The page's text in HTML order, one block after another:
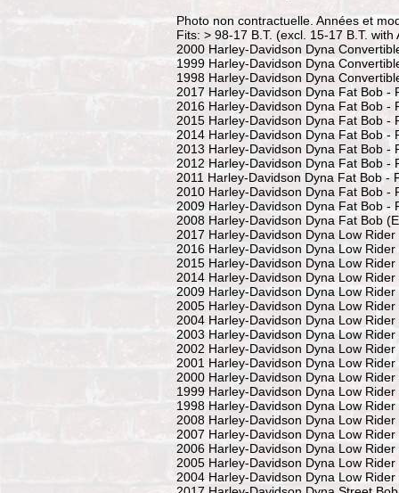
Photo non contractuelle. Années et
Fits: > 98-17 B.T. (excl. 15-17 B.T.
2000 Harley-Davidson Dyna
1999 Harley-Davidson Dyna
1998 Harley-Davidson Dyna
2017 Harley-Davidson Dyna Fat Bob -
2016 Harley-Davidson Dyna Fat Bob -
2015 Harley-Davidson Dyna Fat Bob -
2014 Harley-Davidson Dyna Fat Bob -
2013 Harley-Davidson Dyna Fat Bob -
2012 Harley-Davidson Dyna Fat Bob -
2011 Harley-Davidson Dyna Fat Bob -
2010 Harley-Davidson Dyna Fat Bob -
2009 Harley-Davidson Dyna Fat Bob -
2008 Harley-Davidson Dyna Fat Bob
2017 Harley-Davidson Dyna Low Rider
2016 Harley-Davidson Dyna Low Rider
2015 Harley-Davidson Dyna Low Rider
2014 Harley-Davidson Dyna Low Rider
2009 Harley-Davidson Dyna Low Rider
2005 Harley-Davidson Dyna Low Rider
2004 Harley-Davidson Dyna Low Rider
2003 Harley-Davidson Dyna Low Rider
2002 Harley-Davidson Dyna Low Rider
2001 Harley-Davidson Dyna Low Rider
2000 Harley-Davidson Dyna Low Rider
1999 Harley-Davidson Dyna Low Rider
1998 Harley-Davidson Dyna Low Rider
2008 Harley-Davidson Dyna Low
2007 Harley-Davidson Dyna Low
2006 Harley-Davidson Dyna Low
2005 Harley-Davidson Dyna Low
2004 Harley-Davidson Dyna Low